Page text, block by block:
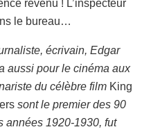
revenu ! L’inspecteur
le bureau…
écrivain, Edgar
aussi pour le cinéma aux
du célèbre film King
sont le premier des 90
années 1920-1930, fut